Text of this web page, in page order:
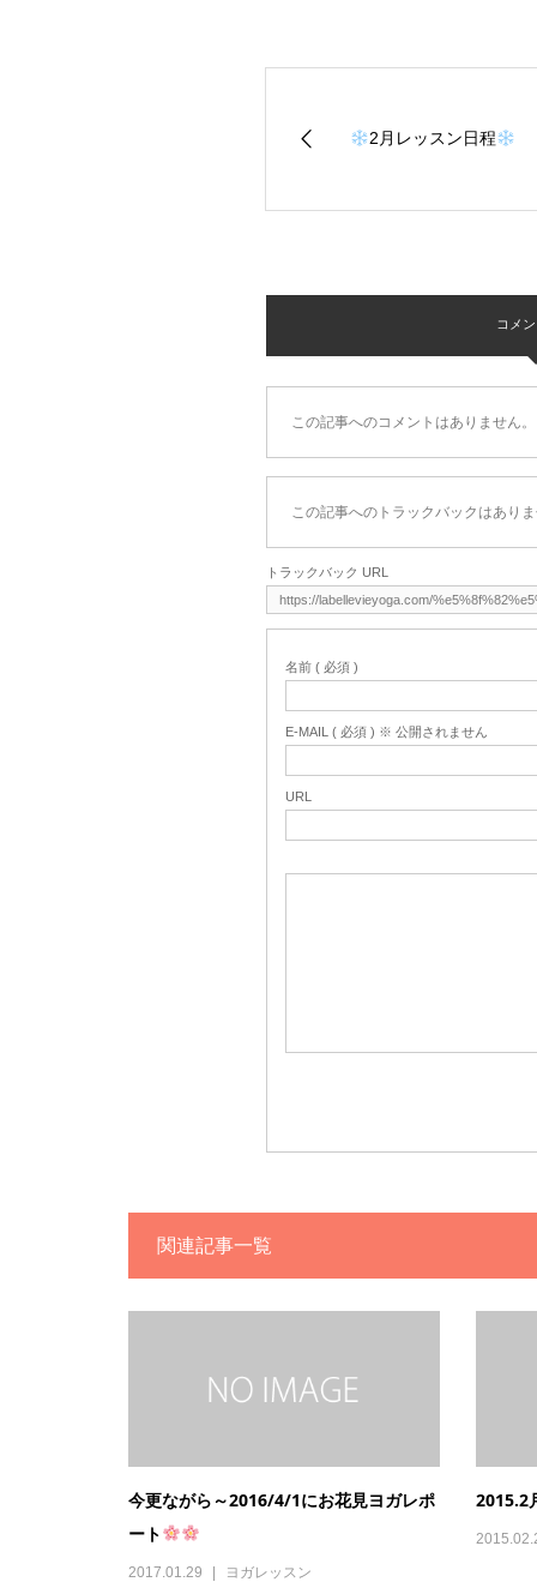
2月レッスン日程
コメ
この記事へのコメントはありません。
この記事へのトラックバックはあり
トラックバック URL
名前 ( 必須 )
E-MAIL ( 必須 ) ※ 公開されません
URL
関連記事一覧
今更ながら～2016/4/1にお花見ヨガレポ
ート
2017.01.29 ヨガレッスン
2015.2